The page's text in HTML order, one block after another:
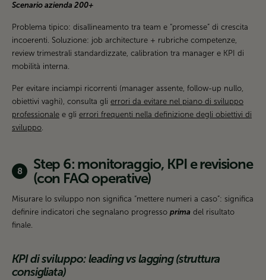
Scenario azienda 200+
Problema tipico: disallineamento tra team e “promesse” di crescita
incoerenti. Soluzione: job architecture + rubriche competenze,
review trimestrali standardizzate, calibration tra manager e KPI di
mobilità interna.
Per evitare inciampi ricorrenti (manager assente, follow-up nullo,
obiettivi vaghi), consulta gli errori da evitare nel piano di sviluppo
professionale e gli errori frequenti nella definizione degli obiettivi di
sviluppo.
Step 6: monitoraggio, KPI e revisione
(con FAQ operative)
Misurare lo sviluppo non significa “mettere numeri a caso”: significa
definire indicatori che segnalano progresso prima del risultato
finale.
KPI di sviluppo: leading vs lagging (struttura
consigliata)